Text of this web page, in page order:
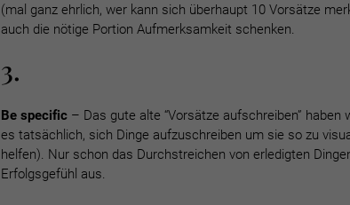
(mal ganz ehrlich, wer kann sich überhaupt 10 Vorsätze
auch die nötige Portion Aufmerksamkeit schenken.
3.
Be specific – Das gute alte “Vorsätze aufschreiben”
es tatsächlich, sich Dinge aufzuschreiben um sie so zu
helfen). Nur schon das Durchstreichen von erledigten
Erfolgsgefühl aus.